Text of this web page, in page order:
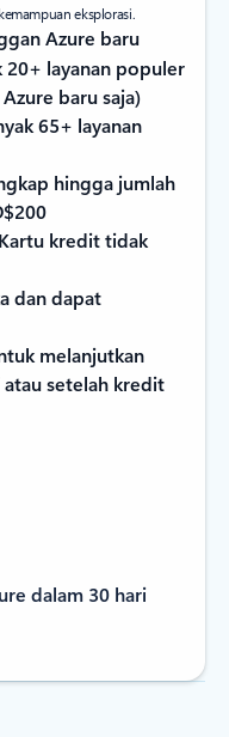
eksplorasi.
Azure baru
20+ layanan populer
baru saja)
65+ layanan
hingga jumlah
kredit tidak
dan dapat
melanjutkan
setelah kredit
dalam 30 hari